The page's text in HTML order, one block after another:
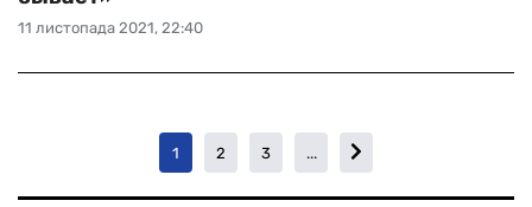
11 листопада 2021, 22:40
1 2 3 ...